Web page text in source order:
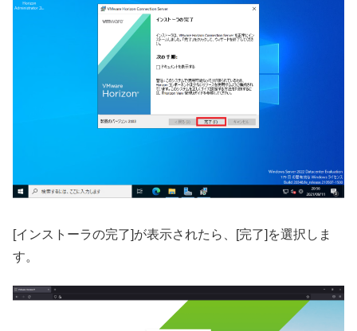
[インストーラの完了]が表示されたら、[完了]を選択しま
す。